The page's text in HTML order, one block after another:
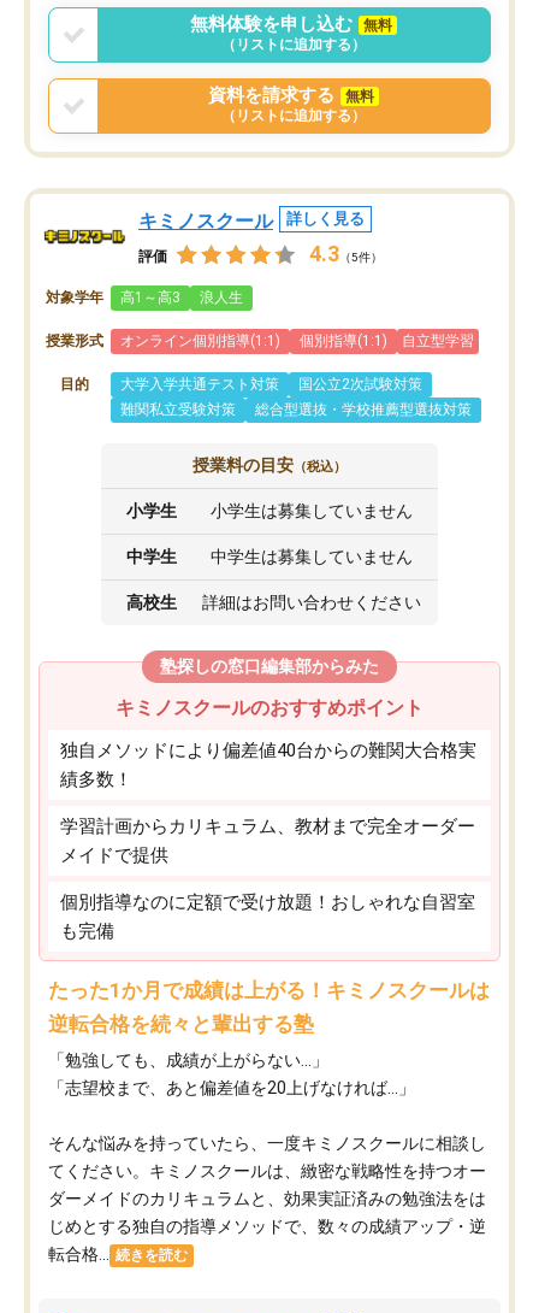
言う事で講師変更の申し出があり、あ
まりに短期での変更だった為、塾に通
う事にして退会しました。遅れも取り
戻せ、授業内容や講師の方は良かった
と思います。
無料体験を申し込む
無料
（リストに追加する）
資料を請求する
無料
（リストに追加する）
キミノスクール 詳しく見る
評価 4.3 （5件）
対象学年 高1～高3 浪人生
授業形式 オンライン個別指導(1:1) 個別指導(1:1) 自立型学習
目的 大学入学共通テスト対策
国公立2次試験対策
難関私立受験対策
総合型選抜・学校推薦型選抜対策
授業料の目安 （税込）
小学生 小学生は募集していません
中学生 中学生は募集していません
高校生 詳細はお問い合わせください
塾探しの窓口編集部からみた
キミノスクールのおすすめポイント
独自メソッドにより偏差値40台からの難関大合格実
績多数！
学習計画からカリキュラム、教材まで完全オーダー
メイドで提供
個別指導なのに定額で受け放題！おしゃれな自習室
も完備
たった1か月で成績は上がる！キミノスクールは
逆転合格を続々と輩出する塾
「勉強しても、成績が上がらない…」
「志望校まで、あと偏差値を20上げなければ…」
そんな悩みを持っていたら、一度キミノスクールに相談し
てください。キミノスクールは、緻密な戦略性を持つオー
ダーメイドのカリキュラムと、効果実証済みの勉強法をは
じめとする独自の指導メソッドで、数々の成績アップ・逆
転合格...
続きを読む